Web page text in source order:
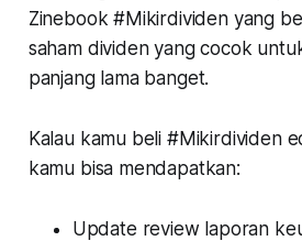
Zinebook #Mikirdividen yang
saham dividen yang cocok
panjang lama banget.
Kalau kamu beli #Mikirdividen
kamu bisa mendapatkan:
Update review laporan